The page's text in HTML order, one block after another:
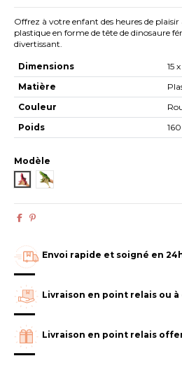
Offrez à votre enfant des heures de
plastique en forme de tête de dinosaure
divertissant.
Dimensions
15
Matière
Couleur
Poids
Modèle
59/2087Rouge
59/2087Vert
Envoi rapide et soigné en
Livraison en point relais ou à
Livraison en point relais